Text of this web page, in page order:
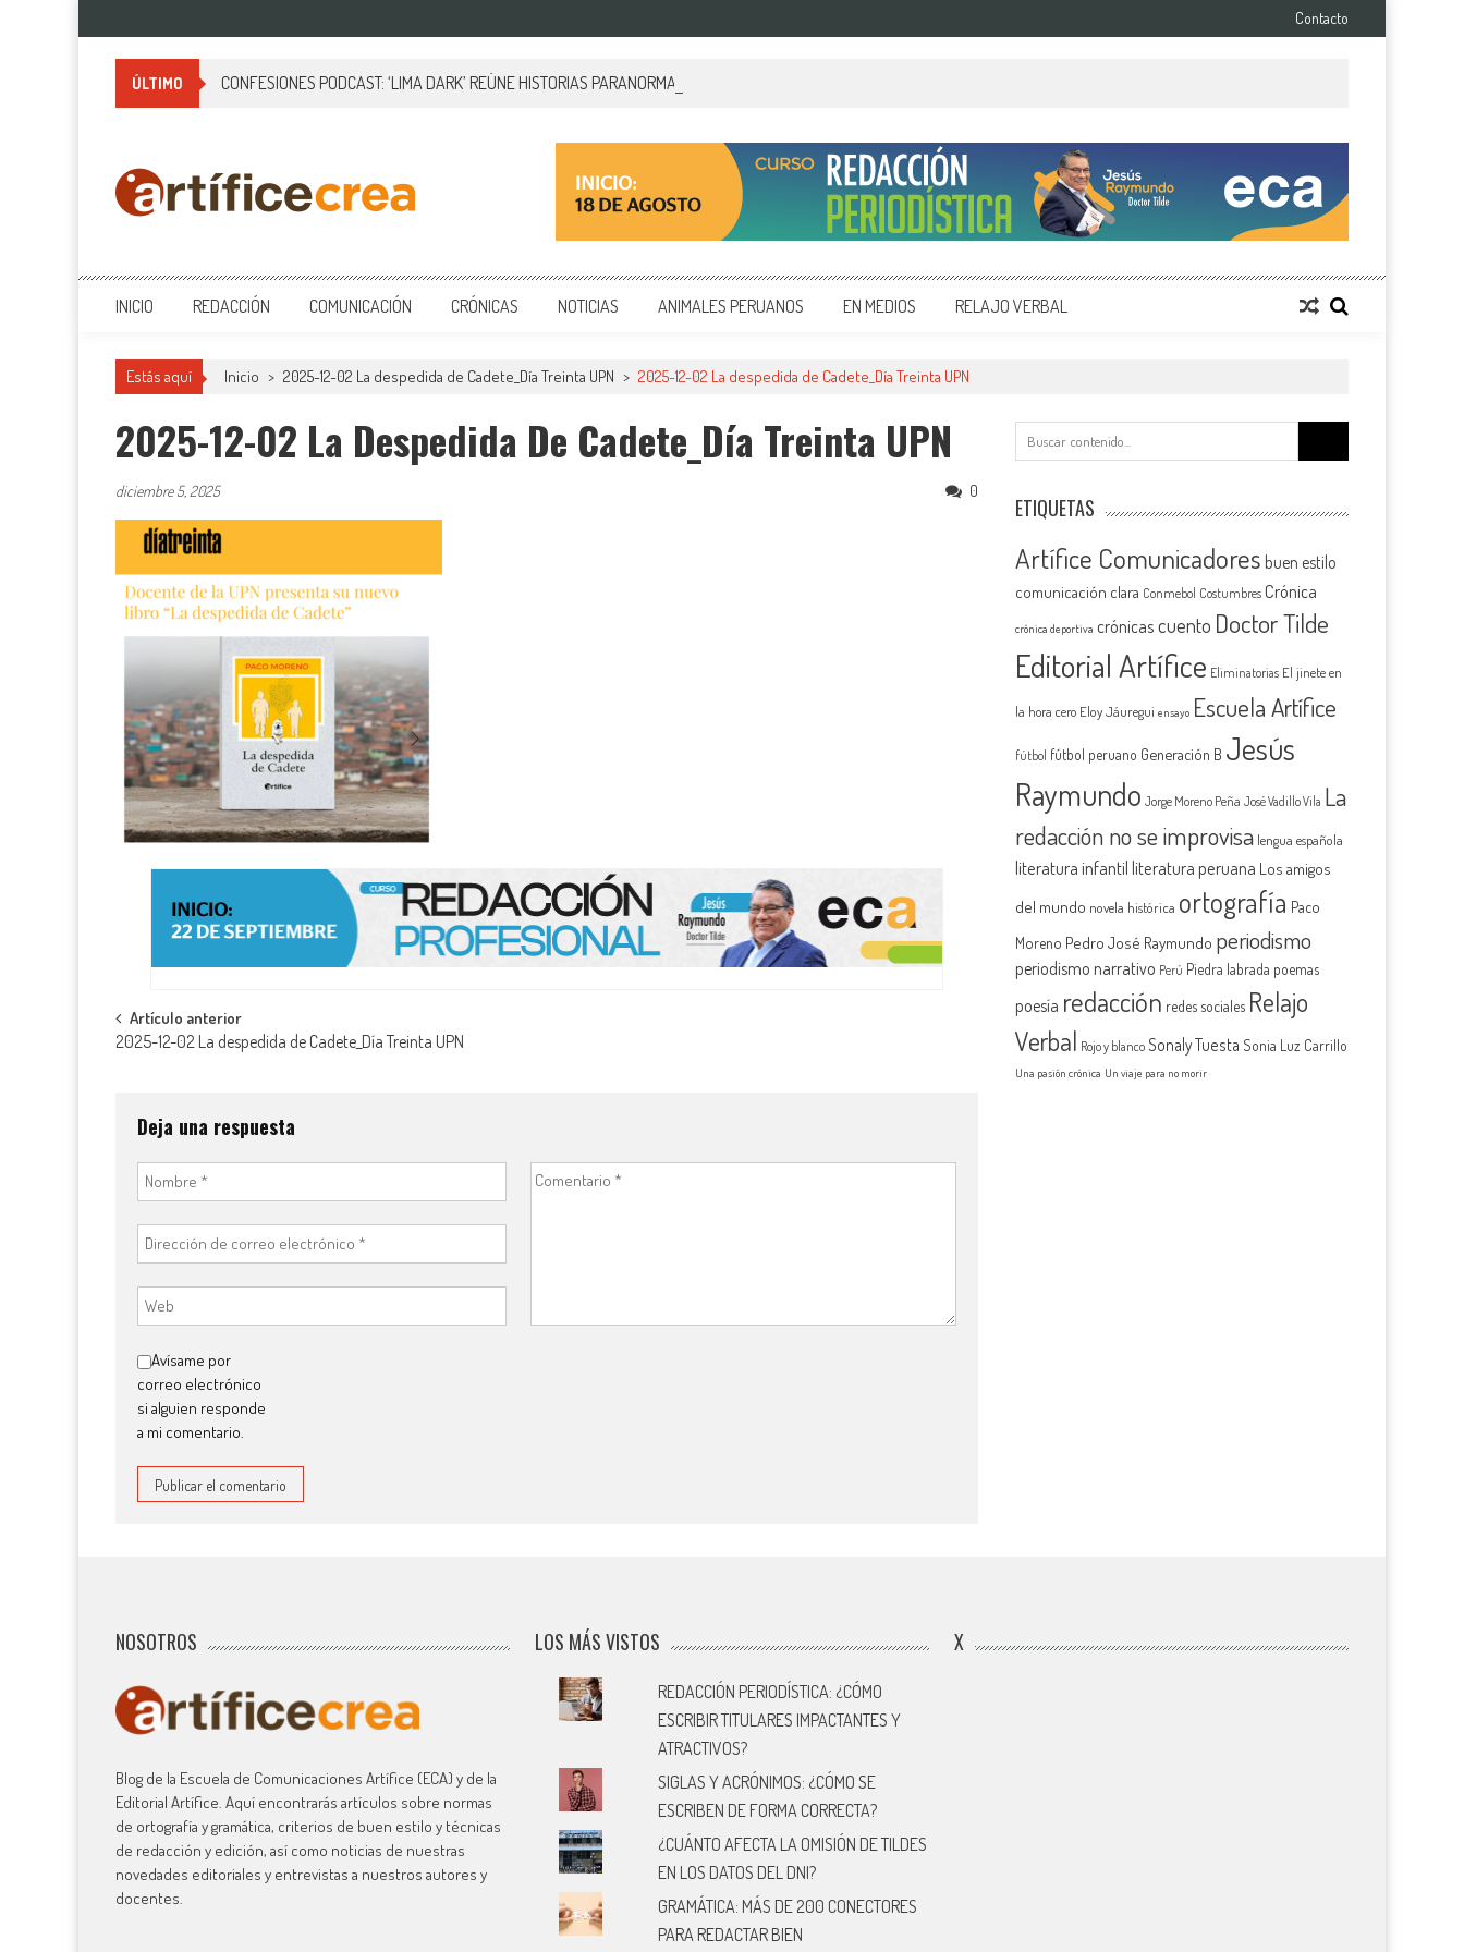
al
contenido
Contacto
ÚLTIMO CONFESIONES PODCAST: ‘LIMA DARK’ REÚNE HISTORIAS PARANORMALES DE PALACIO DE GOBIERNO
Blog de Artífice Comunicadores, elaboramos contenidos periodísticos y editoriales en diversos formatos, capacitamos en temas de comunicación y educación.
INICIO REDACCIÓN COMUNICACIÓN CRÓNICAS NOTICIAS ANIMALES PERUANOS EN MEDIOS RELAJO VERBAL
Estás aquí Inicio > 2025-12-02 La despedida de Cadete_Día Treinta UPN > 2025-12-02 La despedida de Cadete_Día Treinta UPN
2025-12-02 La Despedida De Cadete_Día Treinta UPN
diciembre 5, 2025 0
Navegación
entradas
Artículo anterior
2025-12-02 La despedida de Cadete_Día Treinta UPN
Deja una respuesta
Avísame por
correo electrónico
si alguien responde
a mi comentario.
ETIQUETAS
Artífice Comunicadores buen estilo
comunicación clara Conmebol Costumbres Crónica
crónica deportiva crónicas cuento Doctor Tilde
Editorial Artífice Eliminatorias El jinete en
la hora cero Eloy Jáuregui ensayo Escuela Artífice
fútbol fútbol peruano Generación B Jesús
Raymundo Jorge Moreno Peña José Vadillo Vila La
redacción no se improvisa lengua española
literatura infantil literatura peruana Los amigos
del mundo novela histórica ortografía Paco
Moreno Pedro José Raymundo periodismo
periodismo narrativo Perú Piedra labrada poemas
poesía redacción redes sociales Relajo
Verbal Rojo y blanco Sonaly Tuesta Sonia Luz Carrillo
Una pasión crónica Un viaje para no morir
NOSOTROS
Blog de la Escuela de Comunicaciones Artífice (ECA) y de la
Editorial Artífice. Aquí encontrarás artículos sobre normas
de ortografía y gramática, criterios de buen estilo y técnicas
de redacción y edición, así como noticias de nuestras
novedades editoriales y entrevistas a nuestros autores y
docentes.
LOS MÁS VISTOS
REDACCIÓN PERIODÍSTICA: ¿CÓMO
ESCRIBIR TITULARES IMPACTANTES Y
ATRACTIVOS?
SIGLAS Y ACRÓNIMOS: ¿CÓMO SE
ESCRIBEN DE FORMA CORRECTA?
¿CUÁNTO AFECTA LA OMISIÓN DE TILDES
EN LOS DATOS DEL DNI?
GRAMÁTICA: MÁS DE 200 CONECTORES
PARA REDACTAR BIEN
X